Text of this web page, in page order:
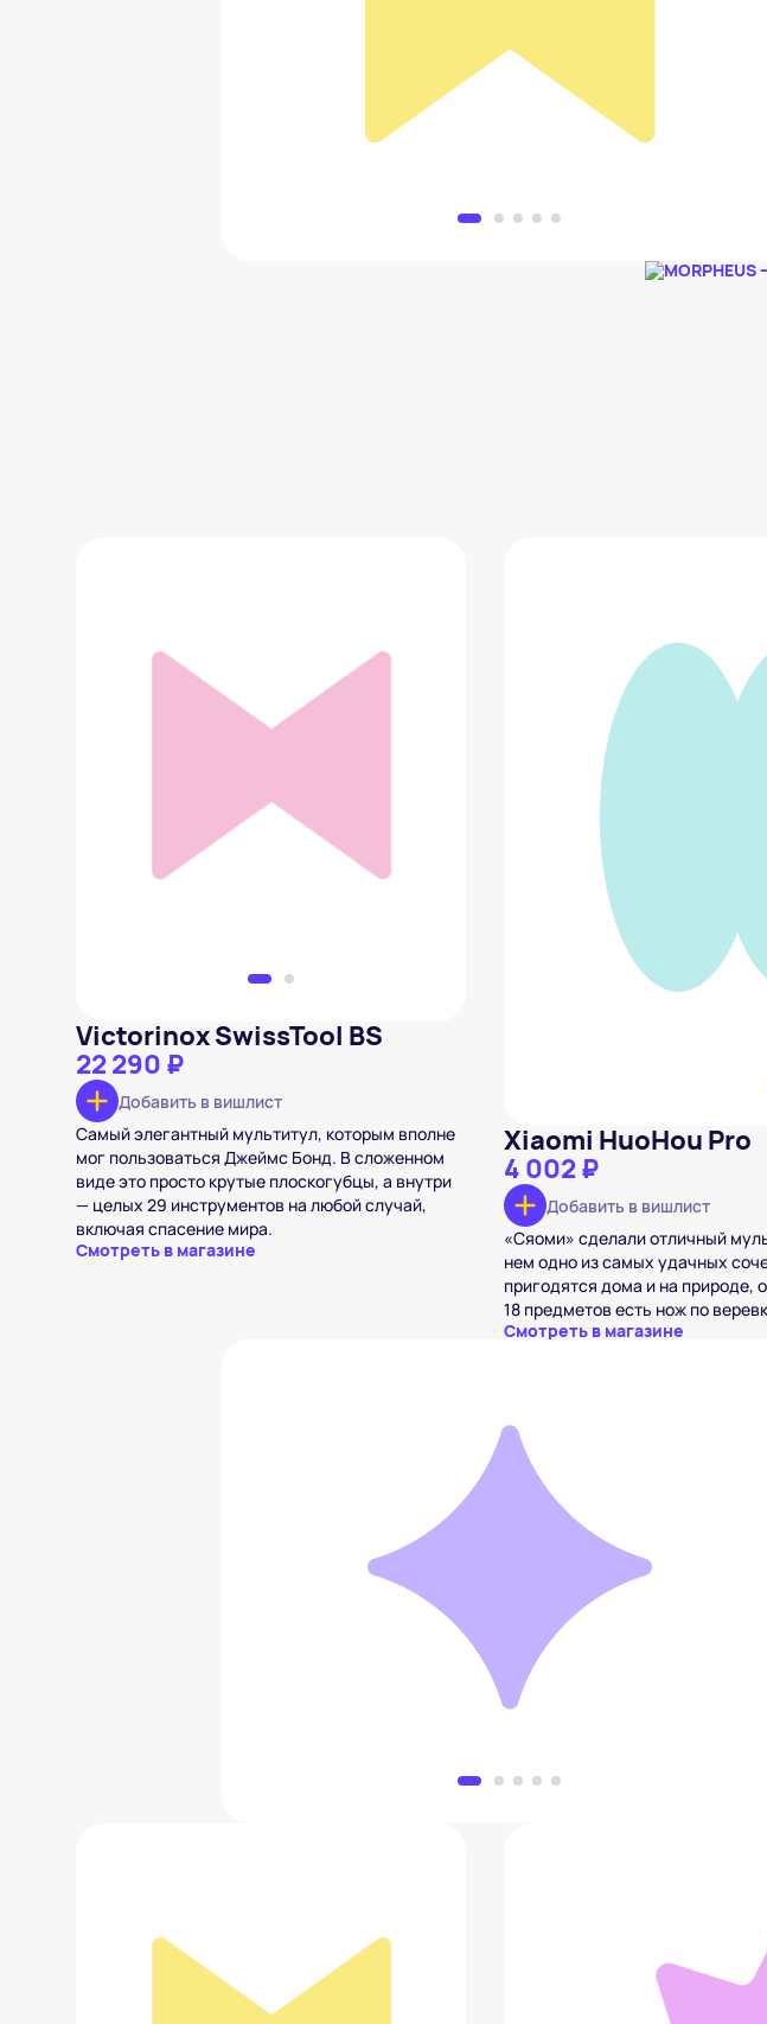
Добавить в вишлист
Добавить в вишлист
Victorinox SwissTool BS
22 290 ₽
Добавить в вишлист
Самый элегантный мультитул, которым вполне
мог пользоваться Джеймс Бонд. В сложенном
виде это просто крутые плоскогубцы, а внутри
— целых 29 инструментов на любой случай,
включая спасение мира.
Смотреть в магазине
Xiaomi HuoHou Pro
4 002 ₽
Добавить в вишлист
«Сяоми» сделали отличный
нем одно из самых удачных
пригодятся дома и на природе,
18 предметов есть нож по
Смотреть в магазине
Мультитул Nextool Pocket Tool E1
Добавить в вишлист